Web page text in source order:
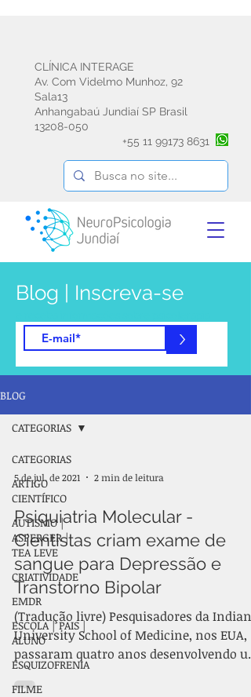
CLÍNICA INTERAGE
Av. Com Videlmo Munhoz, 92
Sala13
Anhangabaú Jundiaí SP Brasil
13208-050
+55 11 99173 8631
Blog | Inscreva-se
emdr avaliação e reabilitação
neuropsicológica
>
BLOG
CATEGORIAS
ARTIGO
CIENTÍFICO
AUTISMO |
ASPERGER |
TEA LEVE
CRIATIVIDADE
EMDR
ESCOLA | PAIS |
ALUNO
ESQUIZOFRENIA
FILME
CATEGORIAS
5 de jul. de 2021 2 min de leitura
Psiquiatria Molecular -
Cientistas criam exame de
sangue para Depressão e
Transtorno Bipolar
(Tradução livre) Pesquisadores da Indiana
University School of Medicine, nos EUA,
passaram quatro anos desenvolvendo um
teste sanguíneo...